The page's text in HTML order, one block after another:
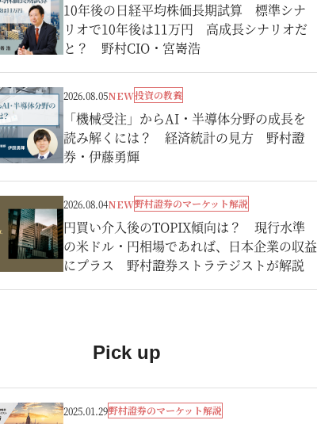
10年後の日経平均株価長期試算 標準シナ
リオで10年後は11万円 高成長シナリオだ
と？ 野村CIO・宮嵜浩
2026.08.05NEW投資の教養
「機械受注」からAI・半導体分野の成長を
読み解くには？ 経済統計の見方 野村證
券・伊藤勇輝
2026.08.04NEW野村證券のマーケット解説
円買い介入後のTOPIX傾向は？ 現行水準
の米ドル・円相場であれば、日本企業の収益
にプラス 野村證券ストラテジストが解説
Pick up
2025.01.29野村證券のマーケット解説